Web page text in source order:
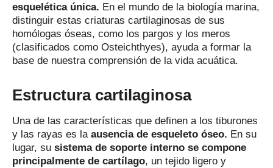
esquelética única. En el mundo de la biología marina,
distinguir estas criaturas cartilaginosas de sus
homólogas óseas, como los pargos y los meros
(clasificados como Osteichthyes), ayuda a formar la
base de nuestra comprensión de la vida acuática.
Estructura cartilaginosa
Una de las características que definen a los tiburones
y las rayas es la ausencia de esqueleto óseo. En su
lugar, su sistema de soporte interno se compone
principalmente de cartílago, un tejido ligero y